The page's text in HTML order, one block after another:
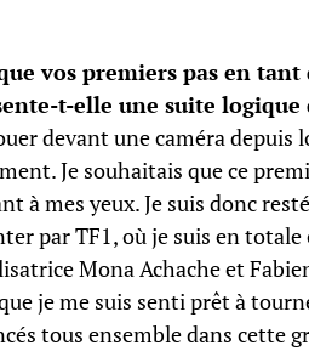
vos premiers pas en
t-elle une suite logique
devant une caméra
Je souhaitais que ce
à mes yeux. Je suis donc
par TF1, où je suis en
Mona Achache et
je me suis senti prêt à
tous ensemble dans cette